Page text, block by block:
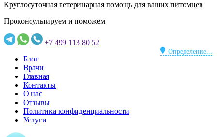
Круглосуточная ветеринарная помощь для ваших питомцев
Проконсультируем и поможем
+7 499 113 80 52
Определение...
Блог
Врачи
Главная
Контакты
О нас
Отзывы
Политика конфиденциальности
Услуги